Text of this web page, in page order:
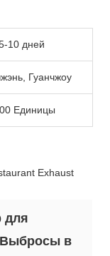
10 дней
Гуанчжоу
Единицы
для
Выбросы в